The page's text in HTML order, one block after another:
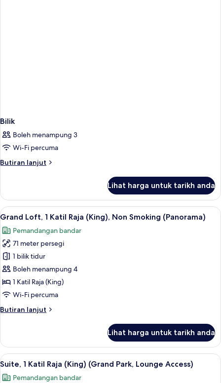
Bilik
Boleh menampung 3
Wi-Fi percuma
Butiran lanjut
Butiran
Lihat harga untuk tarikh anda
Lihat
semua
foto
untuk
Grand
Loft,
1
Katil
(King),
(Panorama)
Grand Loft, 1 Katil Raja (King), Non
8
Grand Loft, 1 Katil Raja (King), Non Smoking (Panorama)
Pemandangan bandar
71 meter persegi
1 bilik tidur
Boleh menampung 4
1 Katil Raja (King)
Wi-Fi percuma
Butiran lanjut
Butiran
Loft,
Katil
(King),
Lihat harga untuk tarikh anda
Lihat
semua
Suite, 1 Katil Raja (King) (Grand
9
Suite, 1 Katil Raja (King) (Grand Park, Lounge Access)
Pemandangan bandar